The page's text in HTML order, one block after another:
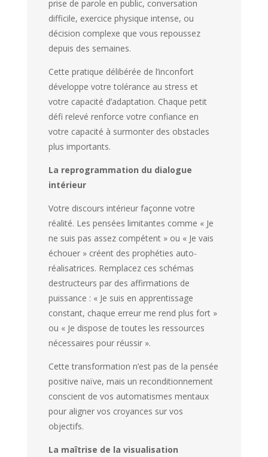
prise de parole en public, conversation
difficile, exercice physique intense, ou
décision complexe que vous repoussez
depuis des semaines.
Cette pratique délibérée de l’inconfort
développe votre tolérance au stress et
votre capacité d’adaptation. Chaque petit
défi relevé renforce votre confiance en
votre capacité à surmonter des obstacles
plus importants.
La reprogrammation du dialogue
intérieur
Votre discours intérieur façonne votre
réalité. Les pensées limitantes comme « Je
ne suis pas assez compétent » ou « Je vais
échouer » créent des prophéties auto-
réalisatrices. Remplacez ces schémas
destructeurs par des affirmations de
puissance : « Je suis en apprentissage
constant, chaque erreur me rend plus fort »
ou « Je dispose de toutes les ressources
nécessaires pour réussir ».
Cette transformation n’est pas de la pensée
positive naïve, mais un reconditionnement
conscient de vos automatismes mentaux
pour aligner vos croyances sur vos
objectifs.
La maîtrise de la visualisation